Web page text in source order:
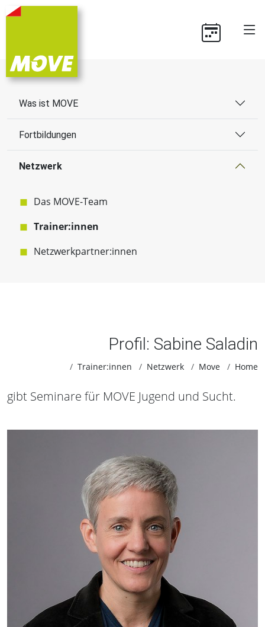
Was ist MOVE
Fortbildungen
Netzwerk
Das MOVE-Team
Trainer:innen
Netzwerkpartner:innen
Profil: Sabine Saladin
Trainer:innen Netzwerk Move Home
gibt Seminare für MOVE Jugend und Sucht.